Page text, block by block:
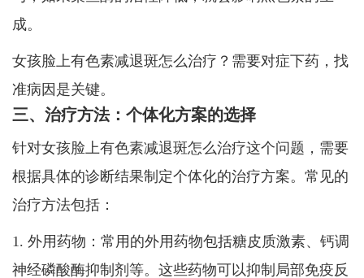
成。
女孩脸上有色素减退斑怎么治疗？需要对症下药，找
准病因是关键。
三、治疗方法：个体化方案的选择
针对女孩脸上有色素减退斑怎么治疗这个问题，需要
根据具体的诊断结果制定个体化的治疗方案。常见的
治疗方法包括：
1. 外用药物：常用的外用药物包括糖皮质激素、钙调
神经磷酸酶抑制剂等。这些药物可以抑制局部免疫反